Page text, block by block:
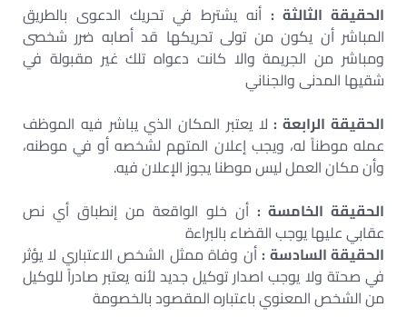
الحقيقة الثالثة : أنه يشترط في تحريك الدعوى بالطريق
المباشر أن يكون من تولى تحريكها قد أصابه ضرر شخصى
ومباشر من الجريمة والا كانت دعواه تلك غير مقبولة في
شقيها المدنى والجناني
الحقيقة الرابعة :لا يعتبر المكان الذي يباشر فيه الموظف
عمله موطناً له، ويجب إعلان المتهم لشخصه أو في موطنه،
وأن مكان العمل ليس موطنا يجوز الإعلان فيه.
الحقيقة الخامسة : أن خلو الواقعة من إنطباق أي نص
عقابي عليها يوجب القضاء بالبراءة
الحقيقة السادسة :أن وفاة ممثل الشخص الاعتباري لا يؤثر
في صحتة ولا يوجب اصدار توکیل جديد لأنه يعتبر صادراً للوكيل
من الشخص المعنوي باعتباره المقصود بالخصومة